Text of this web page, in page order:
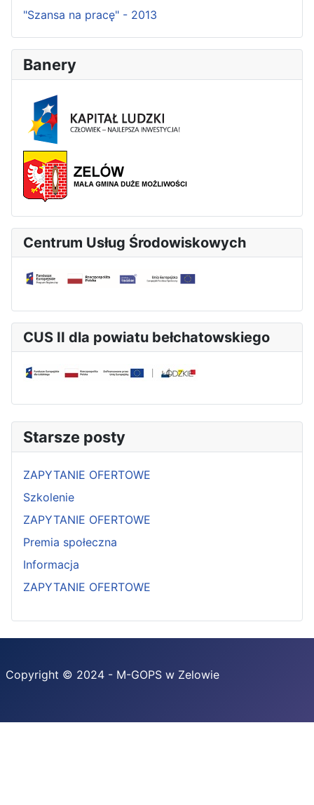
"Szansa na pracę" - 2013
Banery
Centrum Usług Środowiskowych
CUS II dla powiatu bełchatowskiego
Starsze posty
ZAPYTANIE OFERTOWE
Szkolenie
ZAPYTANIE OFERTOWE
Premia społeczna
Informacja
ZAPYTANIE OFERTOWE
Copyright © 2024 - M-GOPS w Zelowie